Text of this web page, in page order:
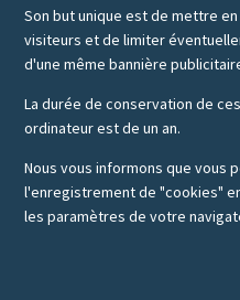
Son but unique est de mettre
visiteurs et de limiter
d'une même bannière
La durée de conservation de
ordinateur est de un an.
Nous vous informons que vous
l'enregistrement de "cookies"
les paramètres de votre